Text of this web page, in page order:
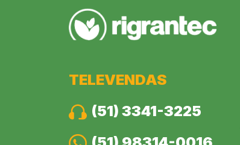
TELEVENDAS
(51) 3341-3225